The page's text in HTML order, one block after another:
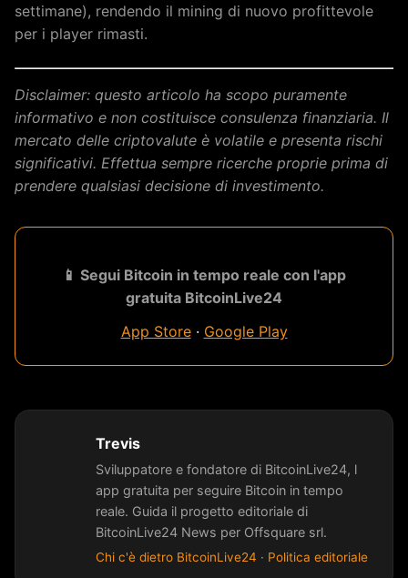
settimane), rendendo il mining di nuovo profittevole
per i player rimasti.
Disclaimer: questo articolo ha scopo puramente
informativo e non costituisce consulenza finanziaria. Il
mercato delle criptovalute è volatile e presenta rischi
significativi. Effettua sempre ricerche proprie prima di
prendere qualsiasi decisione di investimento.
📱 Segui Bitcoin in tempo reale con l'app
gratuita BitcoinLive24
App Store· Google Play
Trevis
Sviluppatore e fondatore di BitcoinLive24, l
app gratuita per seguire Bitcoin in tempo
reale. Guida il progetto editoriale di
BitcoinLive24 News per Offsquare srl.
Chi c'è dietro BitcoinLive24 · Politica editoriale